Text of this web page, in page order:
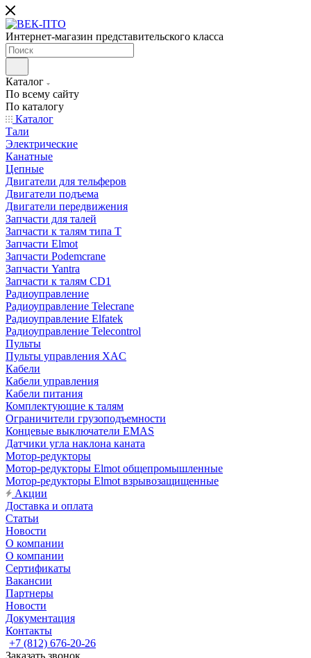
Интернет-магазин представительского класса
Каталог
По всему сайту
По каталогу
Каталог
Тали
Электрические
Канатные
Цепные
Двигатели для тельферов
Двигатели подъема
Двигатели передвижения
Запчасти для талей
Запчасти к талям типа Т
Запчасти Elmot
Запчасти Podemcrane
Запчасти Yantra
Запчасти к талям CD1
Радиоуправление
Радиоуправление Telecrane
Радиоуправление Elfatek
Радиоуправление Telecontrol
Пульты
Пульты управления XAC
Кабели
Кабели управления
Кабели питания
Комплектующие к талям
Ограничители грузоподъемности
Концевые выключатели EMAS
Датчики угла наклона каната
Мотор-редукторы
Мотор-редукторы Elmot общепромышленные
Мотор-редукторы Elmot взрывозащищенные
Акции
Доставка и оплата
Статьи
Новости
О компании
О компании
Сертификаты
Вакансии
Партнеры
Новости
Документация
Контакты
+7 (812) 676-20-26
Заказать звонок